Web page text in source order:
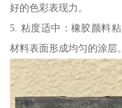
好的色彩表现力。
5. 粘度适中：橡胶颜料
材料表面形成均匀的涂层。